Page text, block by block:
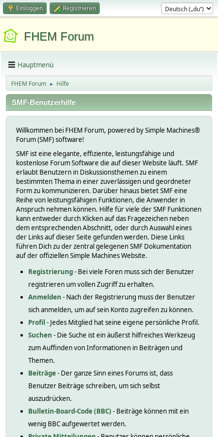
Einloggen Registrieren
FHEM Forum
Hauptmenü
FHEM Forum ► Hilfe
SMF-Benutzerhilfe
Willkommen bei FHEM Forum, powered by Simple Machines®
Forum (SMF) software!
SMF ist eine elegante, effiziente, leistungsfähige und
kostenlose Forum Software die auf dieser Website läuft. SMF
erlaubt Benutzern in Diskussionsthemen zu einem
bestimmten Thema in einer zuverlässigen und geordneter
Form zu kommunizieren. Darüber hinaus bietet SMF eine
Reihe von leistungsfähigen Funktionen, die Anwender in
Anspruch nehmen können. Hilfe für viele der SMF Funktionen
kann entweder durch Klicken auf das Fragezeichen neben
dem entsprechenden Abschnitt, oder durch Auswahl eines
der Links auf dieser Seite gefunden werden. Diese Links
führen Dich zu der zentral gelegenen SMF Dokumentation
auf der offiziellen Simple Machines Website.
Registrierung- Bei viele Foren muss sich der Benutzer
registrieren um vollen Zugriff zu erhalten.
Anmelden - Nach der Registrierung muss der Benutzer
sich anmelden, um auf sein Konto zugreifen zu können.
Profil - Jedes Mitglied hat seine eigene persönliche Profil.
Suchen - Die Suche ist ein äußerst hilfreiches Werkzeug
zum Auffinden von Informationen in Beiträgen und
Themen.
Beiträge- Der ganze Sinn eines Forums ist, dass
Benutzer Beiträge schreiben, um sich selbst
auszudrücken.
Bulletin-Board-Code (BBC) - Beiträge können mit ein
wenig BBC aufgewertet werden.